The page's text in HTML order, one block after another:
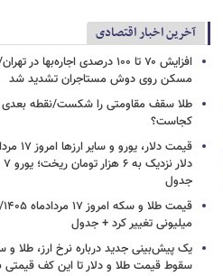
آخرین اخبار اقتصادی
افزایش ۷۰ تا ۱۰۰ درصدی اجاره‌بها
مسکن روی دوش مستاجران تشدید شد
طلا سقف مقاومتی را شکست/نقطه
کجاست؟
جدول
میلیونی تغییر کرد + جدول
یک پیش‌بینی جدید درباره نرخ ارز، طلا
سقوط قیمت طلا و دلار تا این کف قیمتی